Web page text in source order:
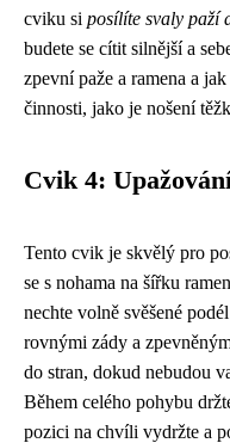
cviku si posílíte svaly paží
budete se cítit silnější a
zpevní paže a ramena a
činnosti, jako je nošení
Cvik 4:
Tento cvik je skvělý pro
se s nohama na šířku
nechte volně svěšené
rovnými zády a
do stran, dokud nebudou
Během celého pohybu
pozici na chvíli vydržte a